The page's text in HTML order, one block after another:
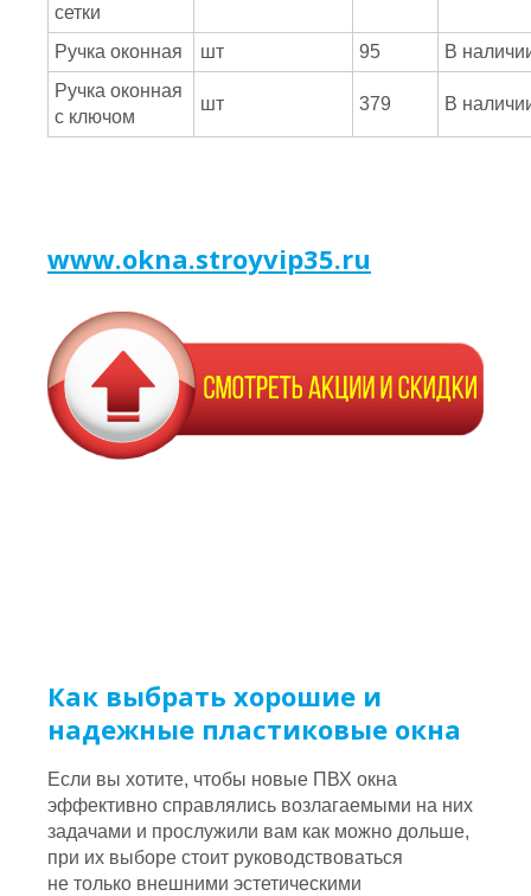
сетки
Ручка оконная шт 95
В
Ручка оконная
с ключом
шт 379 В
www.okna.stroyvip35.ru
Как выбрать хорошие и
надежные пластиковые окна
Если вы хотите, чтобы новые ПВХ окна
эффективно справлялись возлагаемыми на них
задачами и прослужили вам как можно дольше,
при их выборе стоит руководствоваться
не только внешними эстетическими